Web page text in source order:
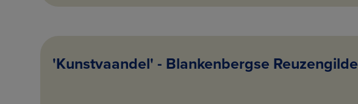
'Kunstvaandel' - Blankenbergse Reuzengilde